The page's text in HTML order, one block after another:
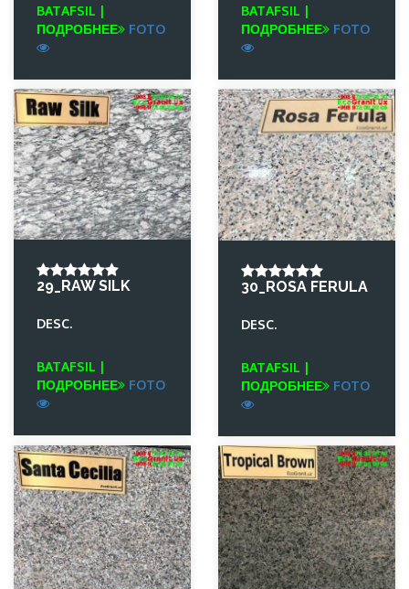
BATAFSIL |
ПОДРОБНЕЕ
FOTO
BATAFSIL |
ПОДРОБНЕЕ
FOTO
29_RAW SILK
DESC.
BATAFSIL |
ПОДРОБНЕЕ
FOTO
30_ROSA FERULA
DESC.
BATAFSIL |
ПОДРОБНЕЕ
FOTO